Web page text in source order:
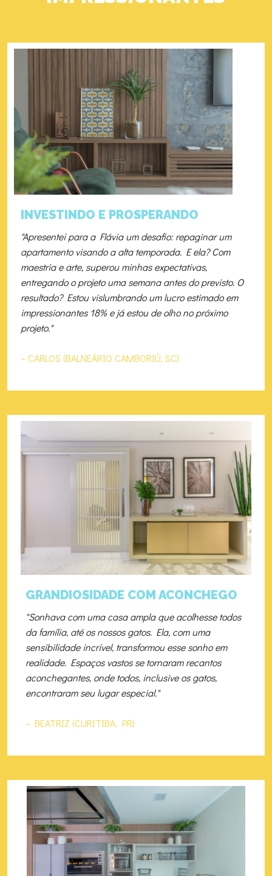
INVESTINDO E PROSPERANDO
"Apresentei para a Flávia um desafio: repaginar um
apartamento visando a alta temporada. E ela? Com
maestria e arte, superou minhas expectativas,
entregando o projeto uma semana antes do previsto. O
resultado? Estou vislumbrando um lucro estimado em
impressionantes 18% e já estou de olho no próximo
projeto."
– CARLOS (BALNEÁRIO CAMBORIÚ, SC)
GRANDIOSIDADE COM ACONCHEGO
"Sonhava com uma casa ampla que acolhesse todos
da família, até os nossos gatos. Ela, com uma
sensibilidade incrível, transformou esse sonho em
realidade. Espaços vastos se tornaram recantos
aconchegantes, onde todos, inclusive os gatos,
encontraram seu lugar especial."
– BEATRIZ (CURITIBA, PR)